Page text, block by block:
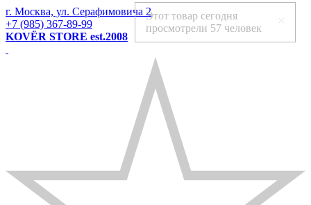
г. Москва, ул. Серафимовича 2
+7 (985) 367-89-99
KOVЁR STORE est.2008
Этот товар сегодня
просмотрели 57 человек